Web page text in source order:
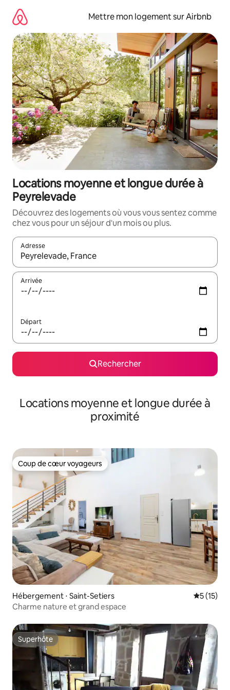
directement
contenu
Mettre mon logement sur Airbnb
Locations moyenne et longue durée à
Peyrelevade
Découvrez des logements où vous vous sentez comme
chez vous pour un séjour d'un mois ou plus.
Adresse
Lorsque les résultats s'affichent, utilisez les flèches vers le
Arrivée
Départ
Rechercher
Locations moyenne et longue durée à
proximité
Coup de cœur voyageurs
Coup de cœur voyageurs
Hébergement ⋅ Saint-Setiers
5 (15)
Charme nature et grand espace
Superhôte
Superhôte